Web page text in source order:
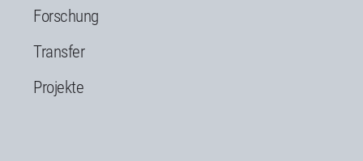
Forschung
Transfer
Projekte